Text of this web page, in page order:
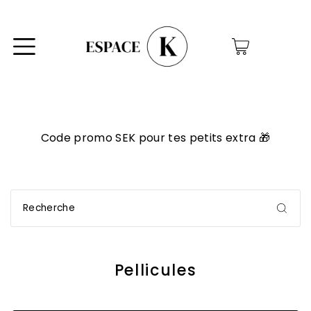
0
tes petits extra 🎁
✨ Programme VIP!
échangeables en
Pellicules